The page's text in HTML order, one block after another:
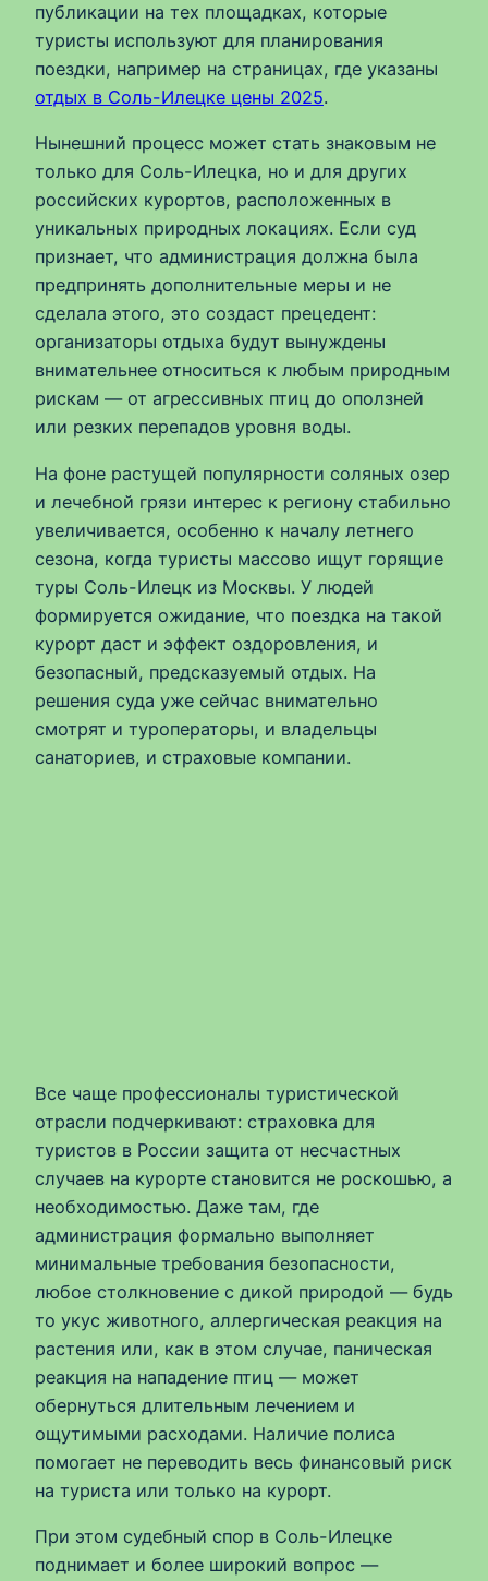
публикации на тех площадках, которые
туристы используют для планирования
поездки, например на страницах, где указаны
отдых в Соль-Илецке цены 2025.
Нынешний процесс может стать знаковым не
только для Соль-Илецка, но и для других
российских курортов, расположенных в
уникальных природных локациях. Если суд
признает, что администрация должна была
предпринять дополнительные меры и не
сделала этого, это создаст прецедент:
организаторы отдыха будут вынуждены
внимательнее относиться к любым природным
рискам — от агрессивных птиц до оползней
или резких перепадов уровня воды.
На фоне растущей популярности соляных озер
и лечебной грязи интерес к региону стабильно
увеличивается, особенно к началу летнего
сезона, когда туристы массово ищут горящие
туры Соль-Илецк из Москвы. У людей
формируется ожидание, что поездка на такой
курорт даст и эффект оздоровления, и
безопасный, предсказуемый отдых. На
решения суда уже сейчас внимательно
смотрят и туроператоры, и владельцы
санаториев, и страховые компании.
Все чаще профессионалы туристической
отрасли подчеркивают: страховка для
туристов в России защита от несчастных
случаев на курорте становится не роскошью, а
необходимостью. Даже там, где
администрация формально выполняет
минимальные требования безопасности,
любое столкновение с дикой природой — будь
то укус животного, аллергическая реакция на
растения или, как в этом случае, паническая
реакция на нападение птиц — может
обернуться длительным лечением и
ощутимыми расходами. Наличие полиса
помогает не переводить весь финансовый риск
на туриста или только на курорт.
При этом судебный спор в Соль-Илецке
поднимает и более широкий вопрос —